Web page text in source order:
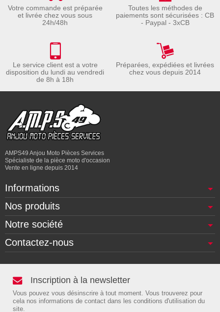
Votre commande est préparée
et livrée chez vous sous
24h/48h
Toutes les méthodes de
paiements sont sécurisées : CB
- Paypal - 3xCB
Le service client est a votre
disposition du lundi au vendredi
de 8h à 18h
Préparées, expédiées et livrées
chez vous depuis 2014
AMPS49 Anjou Moto Pièces Services
Spécialiste de la pièce moto d'occasion
Vente en ligne depuis 2014
Informations
Nos produits
Notre société
Contactez-nous
Inscription à la newsletter
Vous pouvez vous désinscrire à tout moment. Vous trouverez pour
cela nos informations de contact dans les conditions d'utilisation du
site.